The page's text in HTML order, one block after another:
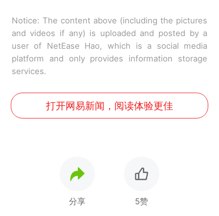
Notice: The content above (including the pictures
and videos if any) is uploaded and posted by a
user of NetEase Hao, which is a social media
platform and only provides information storage
services.
打开网易新闻，阅读体验更佳
分享 5赞